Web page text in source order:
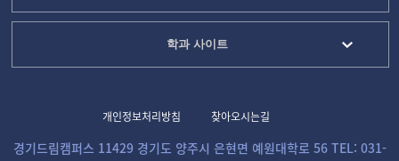
학과 사이트
개인정보처리방침 찾아오시는길
경기드림캠퍼스 11429 경기도 양주시 은현면 예원대학로 56 TEL: 031-